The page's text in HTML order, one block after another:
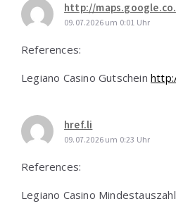
http://
09.07.2026 um 0:01 Uhr
References:
Legiano Casino Gutschein
href.li
09.07.2026 um 0:23 Uhr
References:
Legiano Casino